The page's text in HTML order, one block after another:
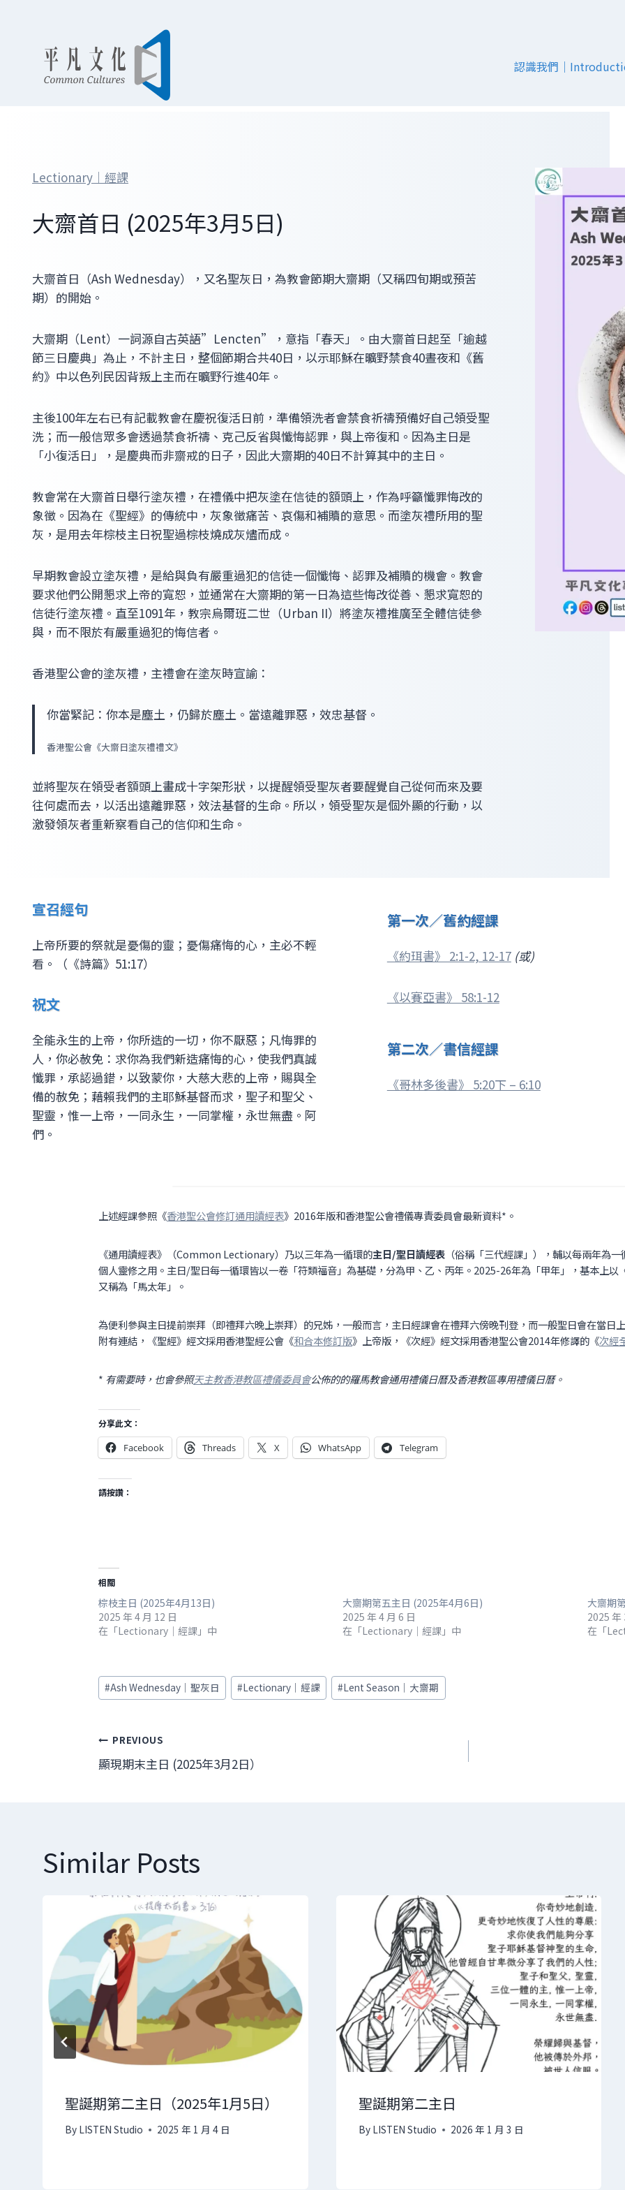
認識我們｜
Lectionary｜經課
大齋首日 (2025年3月5日)
大齋首日（Ash Wednesday），又名聖灰日，為教會節期大齋期（又稱四旬期或預苦
期）的開始。
大齋期（Lent）一詞源自古英語”Lencten”，意指「春天」。由大齋首日起至「逾越
節三日慶典」為止，不計主日，整個節期合共40日，以示耶穌在曠野禁食40晝夜和《舊
約》中以色列民因背叛上主而在曠野行進40年。
主後100年左右已有記載教會在慶祝復活日前，準備領洗者會禁食祈禱預備好自己領受聖
洗；而一般信眾多會透過禁食祈禱、克己反省與懺悔認罪，與上帝復和。因為主日是
「小復活日」，是慶典而非齋戒的日子，因此大齋期的40日不計算其中的主日。
教會常在大齋首日舉行塗灰禮，在禮儀中把灰塗在信徒的額頭上，作為呼籲懺罪悔改的
象徵。因為在《聖經》的傳統中，灰象徵痛苦、哀傷和補贖的意思。而塗灰禮所用的聖
灰，是用去年棕枝主日祝聖過棕枝燒成灰燼而成。
早期教會設立塗灰禮，是給與負有嚴重過犯的信徒一個懺悔、認罪及補贖的機會。教會
要求他們公開懇求上帝的寬恕，並通常在大齋期的第一日為這些悔改從善、懇求寬恕的
信徒行塗灰禮。直至1091年，教宗烏爾班二世（Urban II）將塗灰禮推廣至全體信徒參
與，而不限於有嚴重過犯的悔信者。
香港聖公會的塗灰禮，主禮會在塗灰時宣諭：
你當緊記：你本是塵土，仍歸於塵土。當遠離罪惡，效忠基督。
香港聖公會《大齋日塗灰禮禮文》
並將聖灰在領受者額頭上畫成十字架形狀，以提醒領受聖灰者要醒覺自己從何而來及要
往何處而去，以活出遠離罪惡，效法基督的生命。所以，領受聖灰是個外顯的行動，以
激發領灰者重新察看自己的信仰和生命。
宣召經句
上帝所要的祭就是憂傷的靈；憂傷痛悔的心，主必不輕
看。（《詩篇》51:17）
祝文
全能永生的上帝，你所造的一切，你不厭惡；凡悔罪的
人，你必赦免：求你為我們新造痛悔的心，使我們真誠
懺罪，承認過錯，以致蒙你，大慈大悲的上帝，賜與全
備的赦免；藉賴我們的主耶穌基督而求，聖子和聖父、
聖靈，惟一上帝，一同永生，一同掌權，永世無盡。阿
們。
第一次／舊約經課
《約珥書》 2:1-2, 12-17 (或)
《以賽亞書》 58:1-12
第二次／書信經課
《哥林多後書》 5:20下 – 6:10
上述經課參照《香港聖公會修訂通用讀經表》2016年版和香港聖公會禮儀專責委員會最新資料*。
《通用讀經表》（Common Lectionary）乃以三年為一循環的主日/聖日讀經表 （俗稱「三代經課」），輔以每兩年為一
個人靈修之用。主日/聖日每一循環皆以一卷「符類福音」為基礎，分為甲、乙、丙年。2025-26年為「甲年」，基本上
又稱為「馬太年」。
為便利參與主日提前崇拜（即禮拜六晚上崇拜）的兄姊，一般而言，主日經課會在禮拜六傍晚刊登，而一般聖日會在當日
附有連結，《聖經》經文採用香港聖經公會《和合本修訂版》上帝版，《次經》經文採用香港聖公會2014年修譯的《次經
* 有需要時，也會參照天主教香港教區禮儀委員會公佈的的羅馬教會通用禮儀日曆及香港教區專用禮儀日曆。
分享此文：
Facebook Threads X WhatsApp Telegram
請按讚：
相關
棕枝主日 (2025年4月13日)
2025 年 4 月 12 日
在「Lectionary｜經課」中
大齋期第五主日 (2025年4月6日)
2025 年 4 月 6 日
在「Lectionary｜經課」中
大齋期
2025 年
在「
Post
Tags:
#Ash Wednesday｜聖灰日 #Lectionary｜經課 #Lent Season｜大齋期
文
章
覽
PREVIOUS
顯現期末主日 (2025年3月2日）
Similar Posts
聖誕期第二主日（2025年1月5日）
By LISTEN Studio 2025 年 1 月 4 日
聖誕期第二主日
By LISTEN Studio 2026 年 1 月 3 日